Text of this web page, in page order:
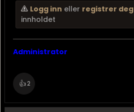
Logg inn eller registrer deg
innholdet
Administrator
👍2